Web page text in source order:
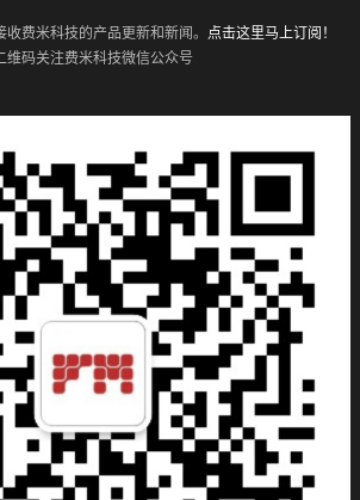
收费米科技的产品更新和新闻。 点击这里马上订阅！
维码关注费米科技微信公众号